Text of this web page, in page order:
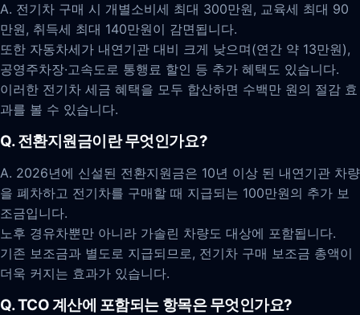
A. 전기차 구매 시 개별소비세 최대 300만원, 교육세 최대 90
만원, 취득세 최대 140만원이 감면됩니다.
또한 자동차세가 내연기관 대비 크게 낮으며(연간 약 13만원),
공영주차장·고속도로 통행료 할인 등 추가 혜택도 있습니다.
이러한 전기차 세금 혜택을 모두 합산하면 수백만 원의 절감 효
과를 볼 수 있습니다.
Q. 전환지원금이란 무엇인가요?
A. 2026년에 신설된 전환지원금은 10년 이상 된 내연기관 차량
을 폐차하고 전기차를 구매할 때 지급되는 100만원의 추가 보
조금입니다.
노후 경유차뿐만 아니라 가솔린 차량도 대상에 포함됩니다.
기존 보조금과 별도로 지급되므로, 전기차 구매 보조금 총액이
더욱 커지는 효과가 있습니다.
Q. TCO 계산에 포함되는 항목은 무엇인가요?